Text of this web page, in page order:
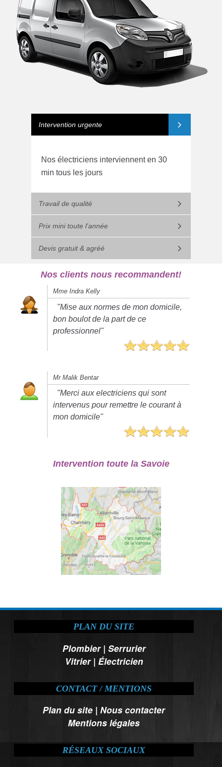
Intervention urgente
Nos électriciens interviennent en 30
min tous les jours
Travail de qualité
Prix mini toute l'année
Devis gratuit & agréé
Nos clients nous recommandent!
Mme Indra Kelly
"Mise aux normes de mon domicile,
bon boulot de la part de ce
professionnel"
Mr Malik Bentar
"Merci aux electriciens qui sont
intervenus pour remettre le courant à
mon domicile"
Intervention toute la Savoie
PLAN DU SITE
Plombier| Serrurier
Vitrier| Électricien
CONTACT / MENTIONS
Plan du site |Nous contacter
Mentions légales
RÉSEAUX SOCIAUX